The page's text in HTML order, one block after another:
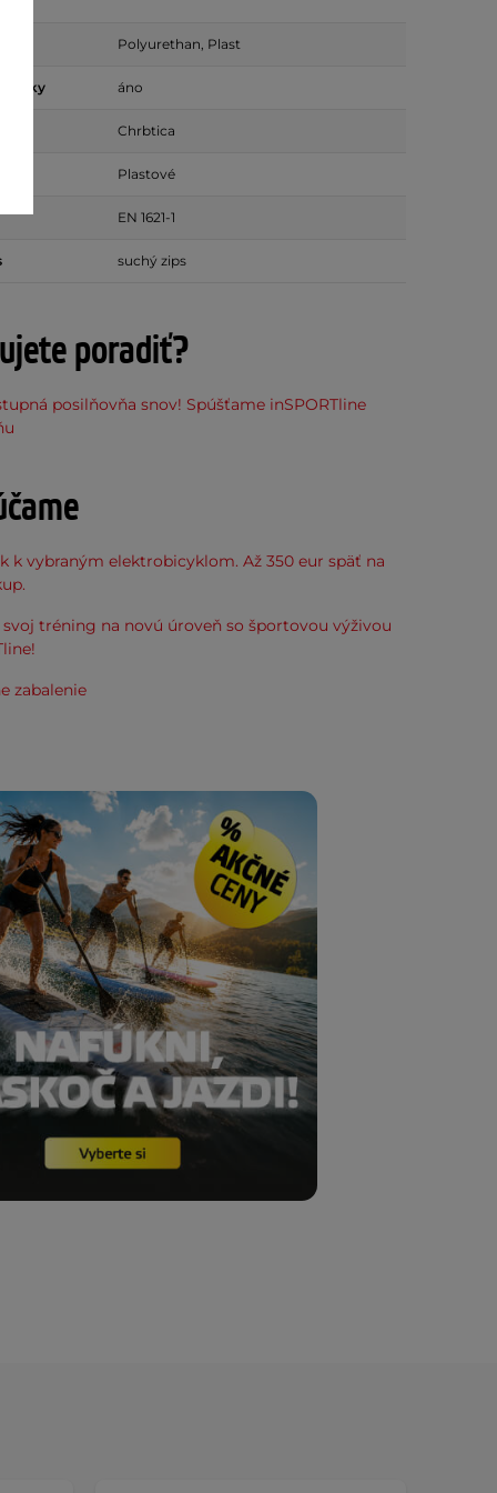
Polyurethan, Plast
pásky áno
Chrbtica
Plastové
EN 1621-1
suchý zips
poradiť?
posilňovňa snov! Spúšťame inSPORTline
k vybraným elektrobicyklom. Až 350 eur späť na
svoj tréning na novú úroveň so športovou výživou
zabalenie